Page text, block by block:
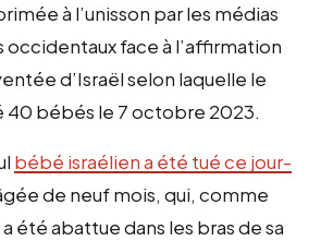
à l’unisson par les médias
face à l’affirmation
d’Israël selon laquelle le
40 bébés le 7 octobre 2023.
bébé israélien a été tué ce jour-
de neuf mois, qui, comme
été abattue dans les bras de sa